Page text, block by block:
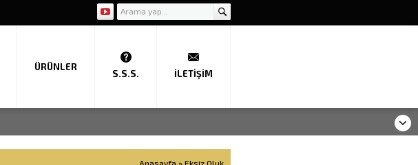
ÜRÜNLER
S.S.S. İLETIŞIM
Anasayfa » Eksiz Oluk